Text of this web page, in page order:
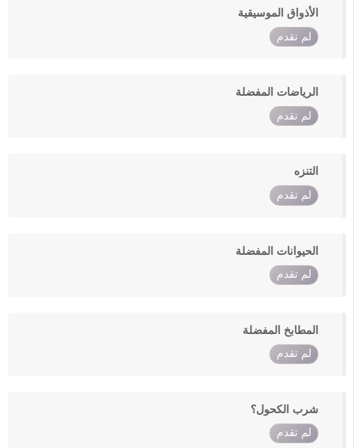
الأذواق الموسيقية
لم تقدم
الرياضات المفضلة
لم تقدم
التنزه
لم تقدم
الحيوانات المفضلة
لم تقدم
المطابخ المفضلة
لم تقدم
شرب الكحول؟
لم تقدم